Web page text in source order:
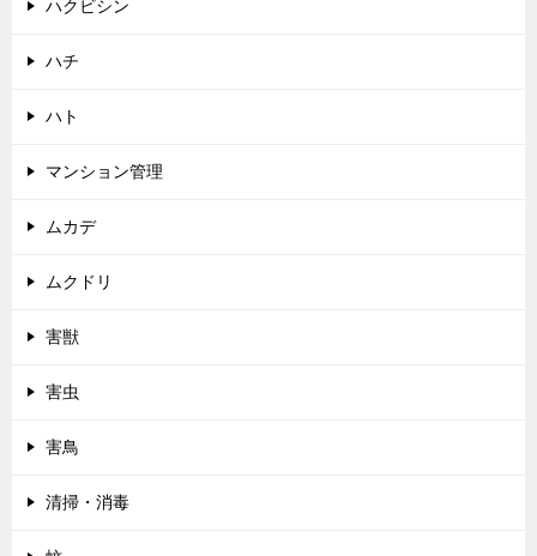
ハクビシン
ハチ
ハト
マンション管理
ムカデ
ムクドリ
害獣
害虫
害鳥
清掃・消毒